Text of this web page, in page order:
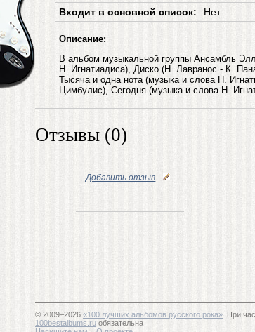
Входит в основной список:
Нет
Описание:
В альбом музыкальной группы Ансамбль
Н. Игнатиадиса), Диско (Н. Лавранос - К.
Тысяча и одна нота (музыка и слова Н.
Цимбулис), Сегодня (музыка и слова Н.
Отзывы (0)
Добавить отзыв
© 2009–2026 «100 лучших альбомов русского рока» При
100bestalbums.ru обязательна